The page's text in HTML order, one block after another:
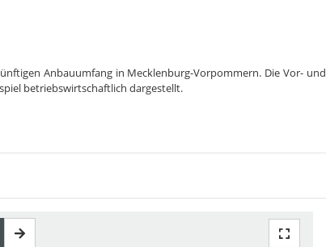
Anbauumfang in Mecklenburg-Vorpommern. Die Vor- und
betriebswirtschaftlich dargestellt.